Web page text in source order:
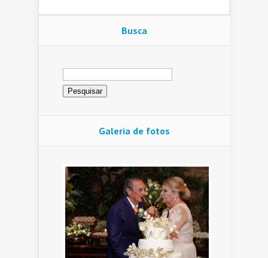
Busca
Pesquisar
por:
Galeria de fotos